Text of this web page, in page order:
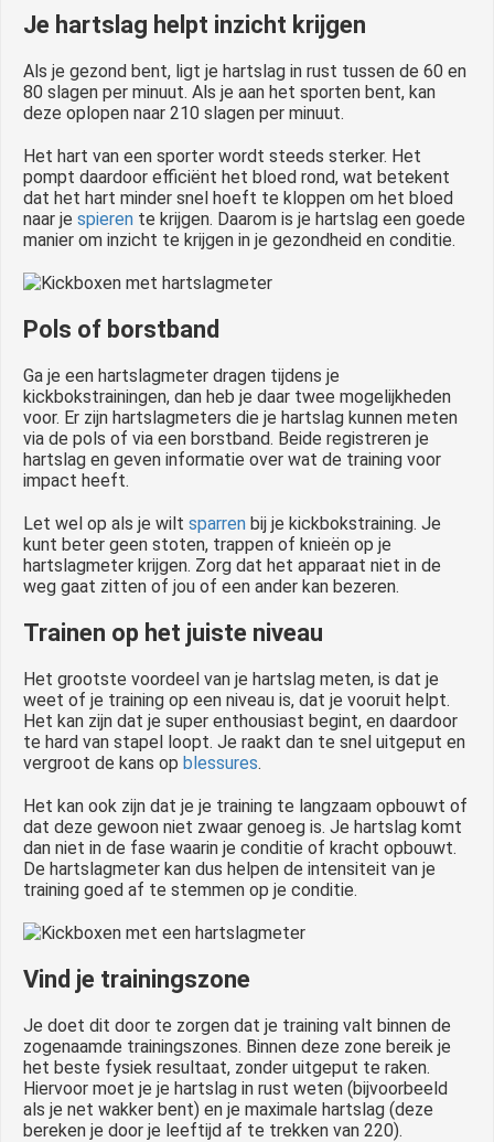
Je hartslag helpt inzicht krijgen
Als je gezond bent, ligt je hartslag in rust tussen de 60 en
80 slagen per minuut. Als je aan het sporten bent, kan
deze oplopen naar 210 slagen per minuut.
Het hart van een sporter wordt steeds sterker. Het
pompt daardoor efficiënt het bloed rond, wat betekent
dat het hart minder snel hoeft te kloppen om het bloed
naar je spieren te krijgen. Daarom is je hartslag een goede
manier om inzicht te krijgen in je gezondheid en conditie.
Pols of borstband
Ga je een hartslagmeter dragen tijdens je
kickbokstrainingen, dan heb je daar twee mogelijkheden
voor. Er zijn hartslagmeters die je hartslag kunnen meten
via de pols of via een borstband. Beide registreren je
hartslag en geven informatie over wat de training voor
impact heeft.
Let wel op als je wilt sparren bij je kickbokstraining. Je
kunt beter geen stoten, trappen of knieën op je
hartslagmeter krijgen. Zorg dat het apparaat niet in de
weg gaat zitten of jou of een ander kan bezeren.
Trainen op het juiste niveau
Het grootste voordeel van je hartslag meten, is dat je
weet of je training op een niveau is, dat je vooruit helpt.
Het kan zijn dat je super enthousiast begint, en daardoor
te hard van stapel loopt. Je raakt dan te snel uitgeput en
vergroot de kans op blessures.
Het kan ook zijn dat je je training te langzaam opbouwt of
dat deze gewoon niet zwaar genoeg is. Je hartslag komt
dan niet in de fase waarin je conditie of kracht opbouwt.
De hartslagmeter kan dus helpen de intensiteit van je
training goed af te stemmen op je conditie.
Vind je trainingszone
Je doet dit door te zorgen dat je training valt binnen de
zogenaamde trainingszones. Binnen deze zone bereik je
het beste fysiek resultaat, zonder uitgeput te raken.
Hiervoor moet je je hartslag in rust weten (bijvoorbeeld
als je net wakker bent) en je maximale hartslag (deze
bereken je door je leeftijd af te trekken van 220).